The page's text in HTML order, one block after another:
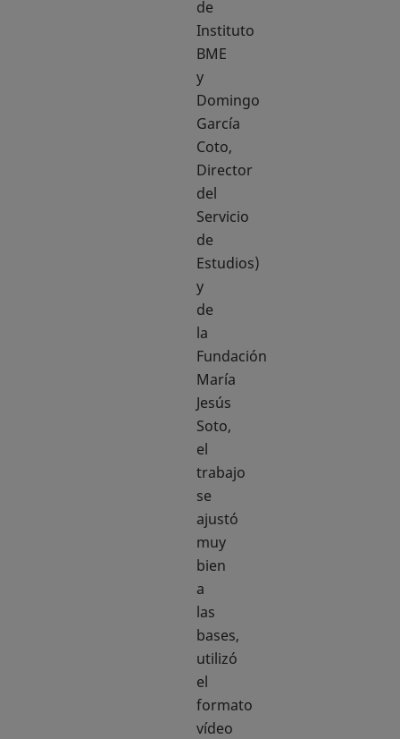
de
Instituto
BME
y
Domingo
García
Coto,
Director
del
Servicio
de
Estudios)
y
de
la
Fundación
María
Jesús
Soto,
el
trabajo
se
ajustó
muy
bien
a
las
bases,
utilizó
el
formato
vídeo